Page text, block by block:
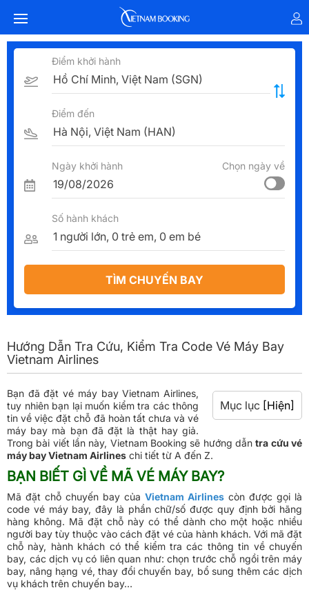
Điểm khởi hành
Điểm đến
Ngày khởi hành Chọn ngày về
Số hành khách
TÌM CHUYẾN BAY
Hướng Dẫn Tra Cứu, Kiểm Tra Code Vé Máy Bay
Vietnam Airlines
Mục lục [Hiện]
Bạn đã đặt vé máy bay Vietnam Airlines,
tuy nhiên bạn lại muốn kiểm tra các thông
tin về việc đặt chỗ đã hoàn tất chưa và vé
máy bay mà bạn đã đặt là thật hay giả.
Trong bài viết lần này, Vietnam Booking sẽ hướng dẫntra cứu vé
máy bay Vietnam Airlines chi tiết từ A đến Z.
BẠN BIẾT GÌ VỀ MÃ VÉ MÁY BAY?
Mã đặt chỗ chuyến bay của Vietnam Airlines còn được gọi là
code vé máy bay, đây là phần chữ/số được quy định bởi hãng
hàng không. Mã đặt chỗ này có thể dành cho một hoặc nhiều
người bay tùy thuộc vào cách đặt vé của hành khách. Với mã đặt
chỗ này, hành khách có thể kiểm tra các thông tin về chuyến
bay, các dịch vụ có liên quan như: chọn trước chỗ ngồi trên máy
bay, nâng hạng vé, thay đổi chuyến bay, bổ sung thêm các dịch
vụ khách trên chuyến bay…